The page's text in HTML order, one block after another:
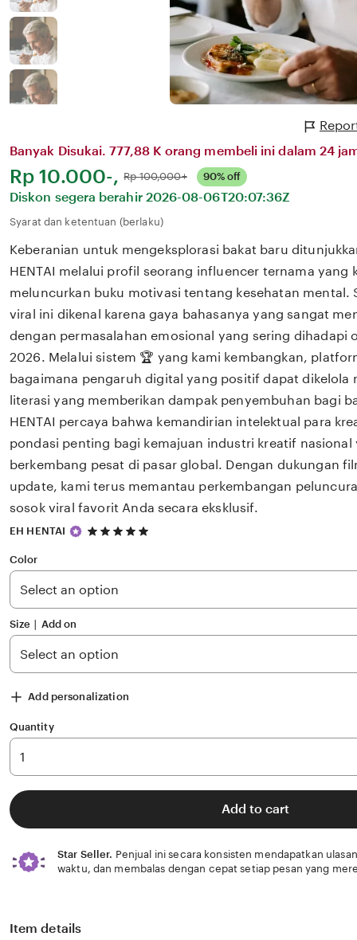
Banyak Disukai. 777,88 K orang membeli ini dalam 24
Harga:
Rp 10.000-, Normal:
Rp 100,000+ 90% off
Diskon segera berahir 2026-08-06T20:07:36Z
Syarat dan ketentuan (berlaku)
Keberanian untuk mengeksplorasi bakat baru
HENTAI melalui profil seorang influencer ternama yang
meluncurkan buku motivasi tentang kesehatan mental.
viral ini dikenal karena gaya bahasanya yang sangat
dengan permasalahan emosional yang sering dihadapi
2026. Melalui sistem 🏆 yang kami kembangkan,
bagaimana pengaruh digital yang positif dapat dikelola
literasi yang memberikan dampak penyembuhan bagi
HENTAI percaya bahwa kemandirian intelektual para
pondasi penting bagi kemajuan industri kreatif nasional
berkembang pesat di pasar global. Dengan dukungan
update, kami terus memantau perkembangan
sosok viral favorit Anda secara eksklusif.
EH HENTAI
5
5
stars
Color
Size ∣ Add on
Add personalization
Quantity
Add to cart
Star Seller. Penjual ini secara konsisten mendapatkan
waktu, dan membalas dengan cepat setiap pesan yang
Item details